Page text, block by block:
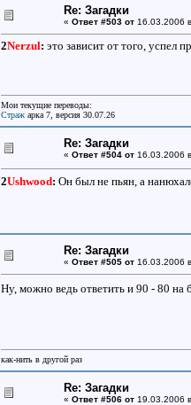
Re: Загадки
« Ответ #503 от 16.03.2006
2Nerzul: это зависит от того, успел
Мои текущие переводы:
Страж арка 7, версия 30.07.26
Re: Загадки
« Ответ #504 от 16.03.2006
2Ushwood: Он был не пьян, а
Re: Загадки
« Ответ #505 от 16.03.2006
Ну, можно ведь ответить и 90 - 80 на
как-нить в другой раз
Re: Загадки
« Ответ #506 от 19.03.2006